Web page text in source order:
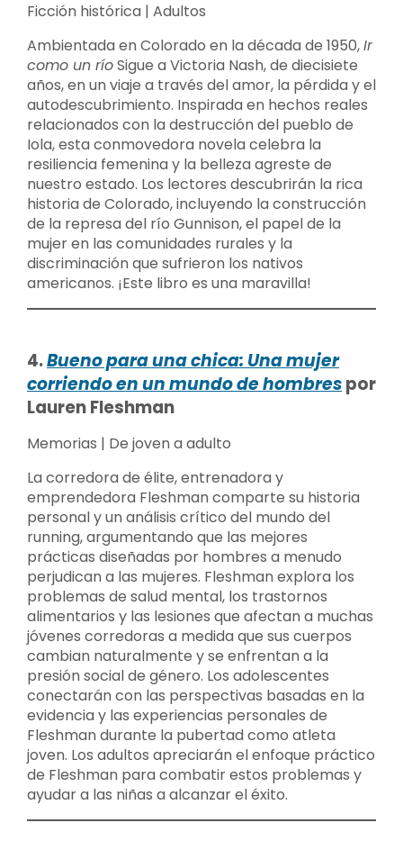
Ficción histórica | Adultos
Ambientada en Colorado en la década de 1950,Ir
como un ríoSigue a Victoria Nash, de diecisiete
años, en un viaje a través del amor, la pérdida y el
autodescubrimiento. Inspirada en hechos reales
relacionados con la destrucción del pueblo de
Iola, esta conmovedora novela celebra la
resiliencia femenina y la belleza agreste de
nuestro estado. Los lectores descubrirán la rica
historia de Colorado, incluyendo la construcción
de la represa del río Gunnison, el papel de la
mujer en las comunidades rurales y la
discriminación que sufrieron los nativos
americanos. ¡Este libro es una maravilla!
4.Bueno para una chica: Una mujer
corriendo en un mundo de hombrespor
Lauren Fleshman
Memorias | De joven a adulto
La corredora de élite, entrenadora y
emprendedora Fleshman comparte su historia
personal y un análisis crítico del mundo del
running, argumentando que las mejores
prácticas diseñadas por hombres a menudo
perjudican a las mujeres. Fleshman explora los
problemas de salud mental, los trastornos
alimentarios y las lesiones que afectan a muchas
jóvenes corredoras a medida que sus cuerpos
cambian naturalmente y se enfrentan a la
presión social de género. Los adolescentes
conectarán con las perspectivas basadas en la
evidencia y las experiencias personales de
Fleshman durante la pubertad como atleta
joven. Los adultos apreciarán el enfoque práctico
de Fleshman para combatir estos problemas y
ayudar a las niñas a alcanzar el éxito.